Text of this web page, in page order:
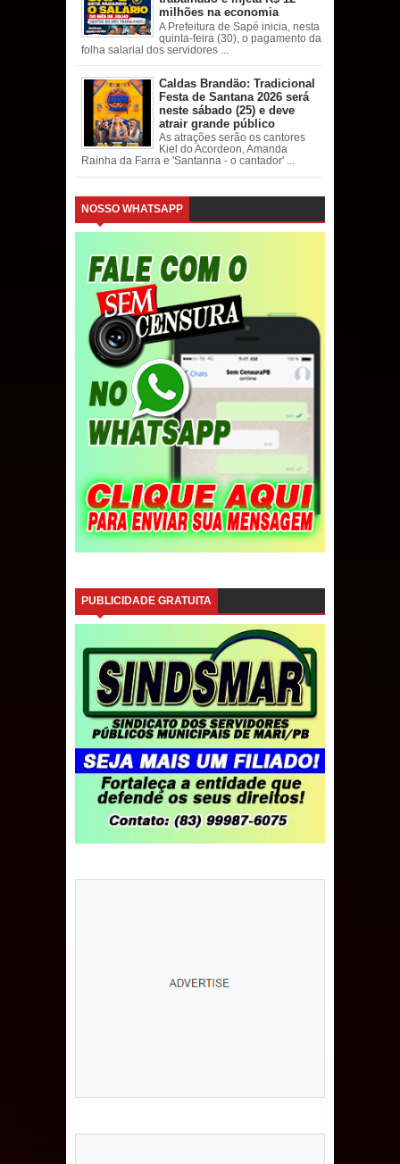
milhões na economia
A Prefeitura de Sapé inicia, nesta
quinta-feira (30), o pagamento da
folha salarial dos servidores ...
Caldas Brandão: Tradicional
Festa de Santana 2026 será
neste sábado (25) e deve
atrair grande público
As atrações serão os cantores
Kiel do Acordeon, Amanda
Rainha da Farra e 'Santanna - o cantador' ...
NOSSO WHATSAPP
PUBLICIDADE GRATUITA